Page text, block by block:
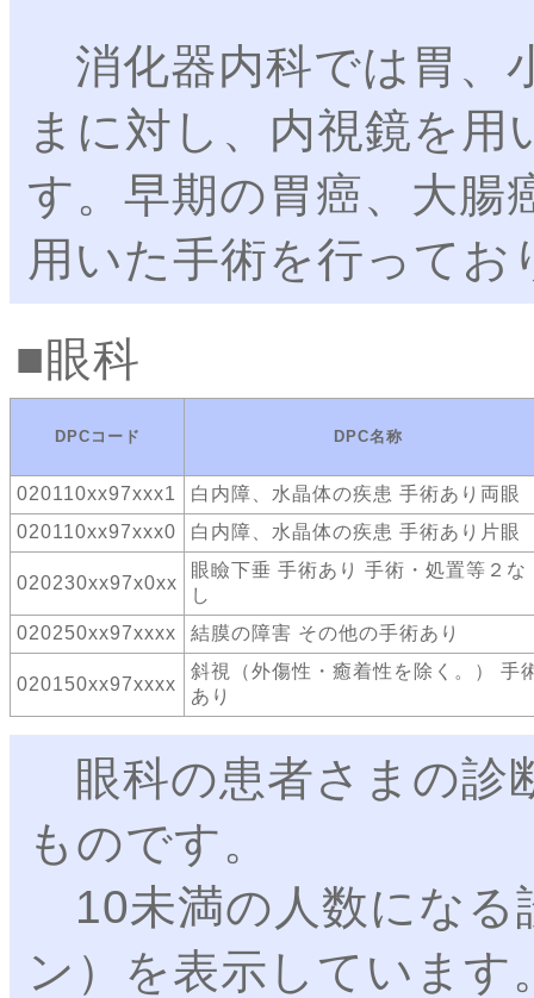
消化器内科では胃、
まに対し、内視鏡を
す。早期の胃癌、大腸
用いた手術を行ってお
眼科
DPCコード DPC名称
020110xx97xxx1
白内障、水晶体の疾患 手術あり両眼
020110xx97xxx0
白内障、水晶体の疾患 手術あり片眼
020230xx97x0xx
眼瞼下垂 手術あり 手術・処置等２な
し
020250xx97xxxx
結膜の障害 その他の手術あり
020150xx97xxxx
斜視（外傷性・癒着性を除く。） 手
あり
眼科の患者さまの診
ものです。
10未満の人数になる
ン）を表示しています